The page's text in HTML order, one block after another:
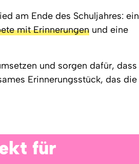
am Ende des Schuljahres: ein
mit Erinnerungen und eine
und sorgen dafür, dass
Erinnerungsstück, das die
für